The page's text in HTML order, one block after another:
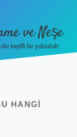
ve Neşe
keyifli bir yolculuk!
HANGI